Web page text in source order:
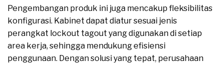
Pengembangan produk ini juga mencakup fleksibilitas
konfigurasi. Kabinet dapat diatur sesuai jenis
perangkat lockout tagout yang digunakan di setiap
area kerja, sehingga mendukung efisiensi
penggunaan. Dengan solusi yang tepat, perusahaan